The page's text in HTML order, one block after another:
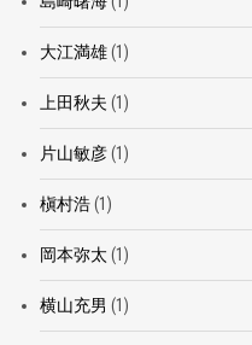
大江満雄(1)
上田秋夫 (1)
片山敏彦(1)
槇村浩(1)
岡本弥太 (1)
横山充男 (1)